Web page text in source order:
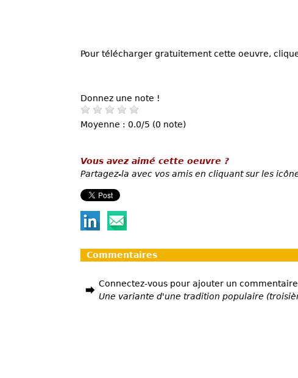
Pour télécharger gratuitement cette oeuvre,
Donnez une note !
Moyenne : 0.0/5 (0 note)
Vous avez aimé cette oeuvre ?
Partagez-la avec vos amis en cliquant sur les
Commentaires
Connectez-vous pour ajouter un
Une variante d'une tradition populaire